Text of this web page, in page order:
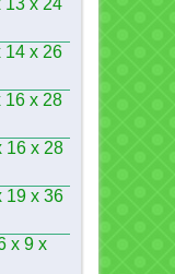
13 x 24
14 x 26
16 x 28
16 x 28
19 x 36
x 9 x